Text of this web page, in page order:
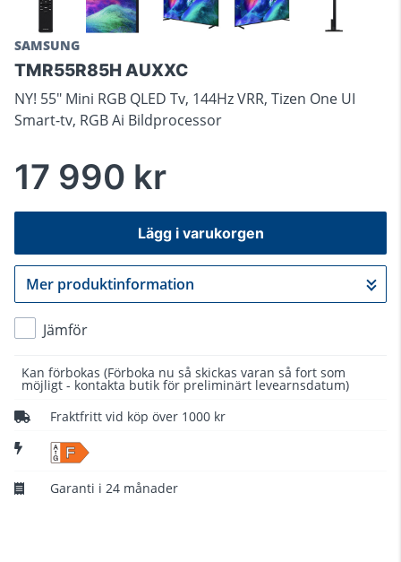
SAMSUNG
TMR55R85H AUXXC
NY! 55" Mini RGB QLED Tv, 144Hz VRR, Tizen One UI
Smart-tv, RGB Ai Bildprocessor
17 990 kr
Lägg i varukorgen
Gå till kassan
Mer produktinformation
Jämför
Kan förbokas (Förboka nu så skickas varan så fort som
möjligt - kontakta butik för preliminärt levearnsdatum)
Fraktfritt vid köp över 1000 kr
F
Garanti i 24 månader